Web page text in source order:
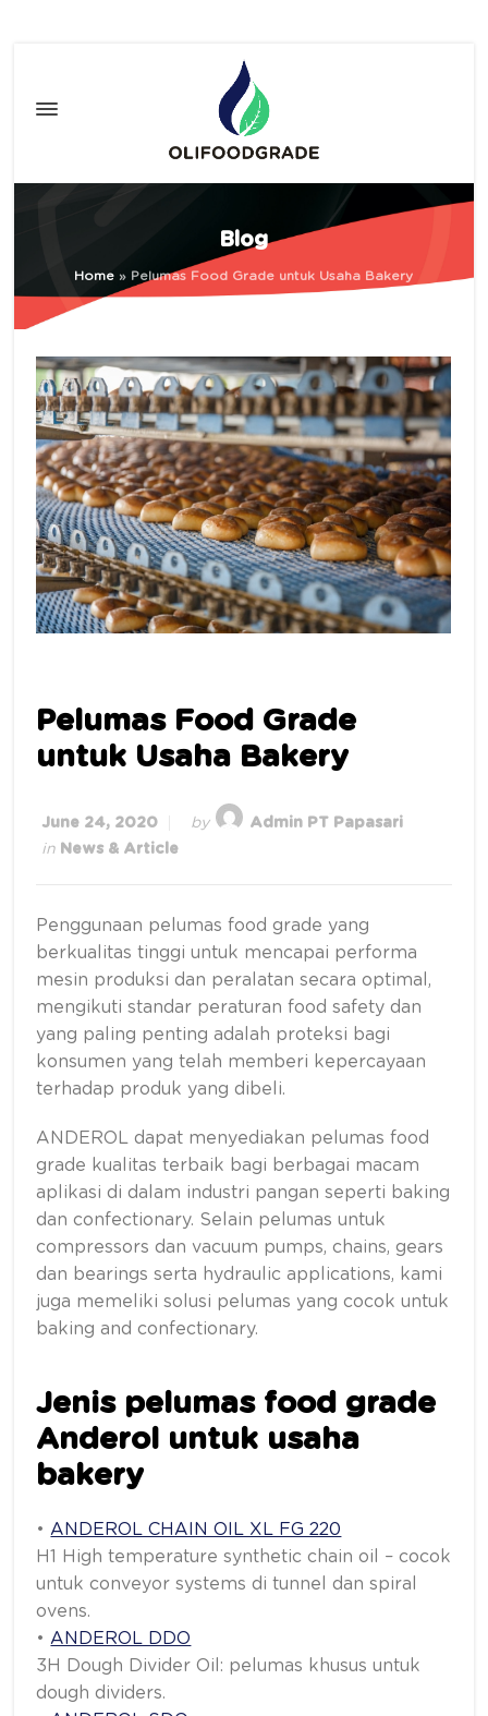
Blog
Home » Pelumas Food Grade untuk Usaha Bakery
Pelumas Food Grade
untuk Usaha Bakery
June 24, 2020 by
Admin PT Papasari
in News & Article
Penggunaan pelumas food grade yang
berkualitas tinggi untuk mencapai performa
mesin produksi dan peralatan secara optimal,
mengikuti standar peraturan food safety dan
yang paling penting adalah proteksi bagi
konsumen yang telah memberi kepercayaan
terhadap produk yang dibeli.
ANDEROL dapat menyediakan pelumas food
grade kualitas terbaik bagi berbagai macam
aplikasi di dalam industri pangan seperti baking
dan confectionary. Selain pelumas untuk
compressors dan vacuum pumps, chains, gears
dan bearings serta hydraulic applications, kami
juga memeliki solusi pelumas yang cocok untuk
baking and confectionary.
Jenis pelumas food grade
Anderol untuk usaha
bakery
• ANDEROL CHAIN OIL XL FG 220
H1 High temperature synthetic chain oil – cocok
untuk conveyor systems di tunnel dan spiral
ovens.
• ANDEROL DDO
3H Dough Divider Oil: pelumas khusus untuk
dough dividers.